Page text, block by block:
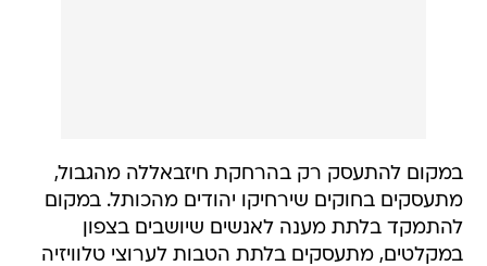
במקום להתעסק רק בהרחקת חיזבאללה מהגבול,
מתעסקים בחוקים שירחיקו יהודים מהכותל. במקום
להתמקד בלתת מענה לאנשים שיושבים בצפון
במקלטים, מתעסקים בלתת הטבות לערוצי טלוויזיה